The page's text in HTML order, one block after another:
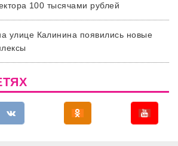
100 тысячами рублей
улице Калинина появились новые